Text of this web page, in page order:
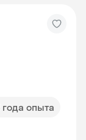
года опыта